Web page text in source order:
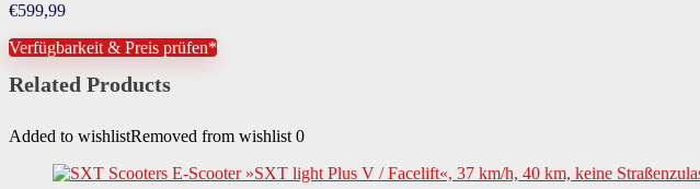
Durchmesser Räder in Zoll
Gewicht Scooter
Gewicht Akku 10 kg
€599,99
Verfügbarkeit & Preis prüfen*
Related Products
Added to wishlistRemoved from wishlist 0